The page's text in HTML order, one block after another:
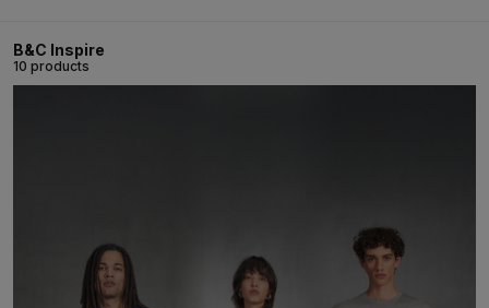
B&C Inspire
10 products